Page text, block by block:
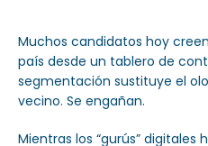
Muchos candidatos hoy
país desde un tablero de
segmentación sustituye el
vecino. Se engañan.
Mientras los “gurús” digitales